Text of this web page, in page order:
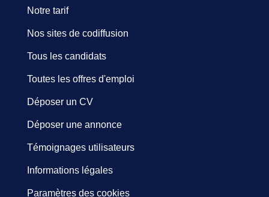
Notre tarif
Nos sites de codiffusion
Tous les candidats
Toutes les offres d'emploi
Déposer un CV
Déposer une annonce
Témoignages utilisateurs
Informations légales
Paramètres des cookies